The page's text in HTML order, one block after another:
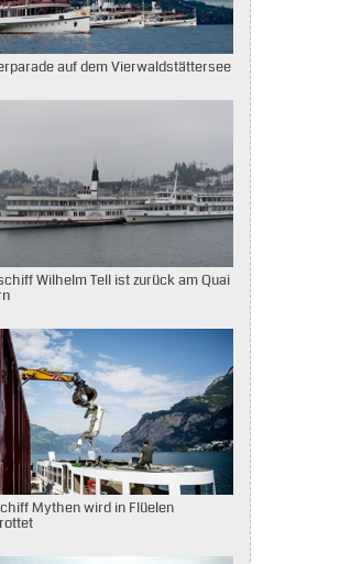
auf dem Vierwaldstättersee
Wilhelm Tell ist zurück am Quai
Mythen wird in Flüelen